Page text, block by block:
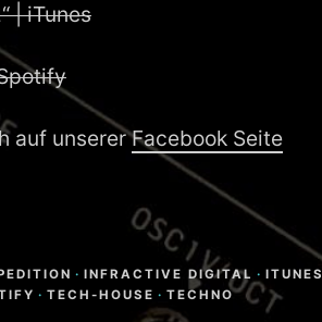
| iTunes
auf unsererFacebook Seite
· INFRACTIVE DIGITAL · ITUNES
· TECH-HOUSE · TECHNO